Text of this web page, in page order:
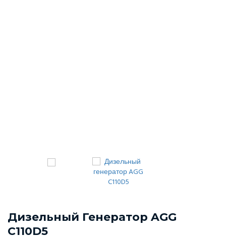
Дизельный Генератор AGG
C110D5